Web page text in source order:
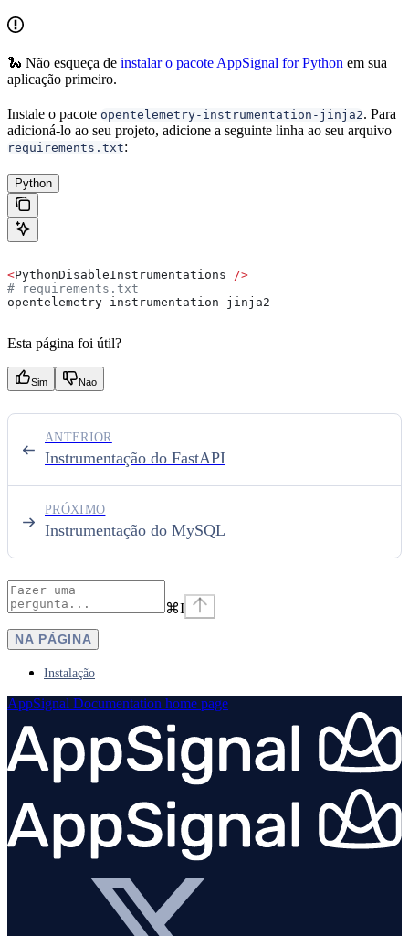
🐍 Não esqueça de instalar o pacote AppSignal for Python em sua
aplicação primeiro.
Instale o pacote opentelemetry-instrumentation-jinja2. Para
adicioná-lo ao seu projeto, adicione a seguinte linha ao seu arquivo
requirements.txt:
Python
<PythonDisableInstrumentations
/>
# requirements.txt
opentelemetry- instrumentation - jinja2
Esta página foi útil?
Sim Nao
Instrumentação do FastAPI
ANTERIOR
Instrumentação do MySQL
PRÓXIMO
⌘I
NA PÁGINA
Instalação
AppSignal Documentation home page